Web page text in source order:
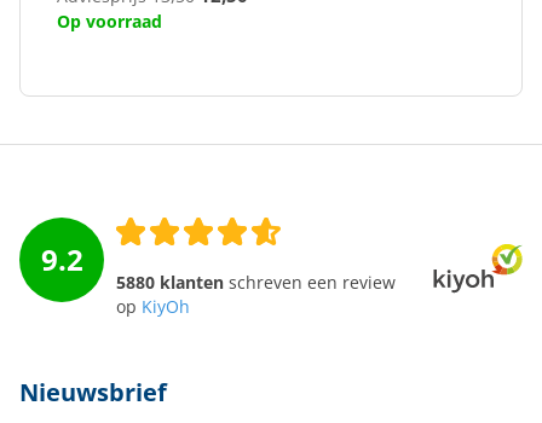
Op voorraad
9.2
5880 klanten schreven een review
op KiyOh
Nieuwsbrief